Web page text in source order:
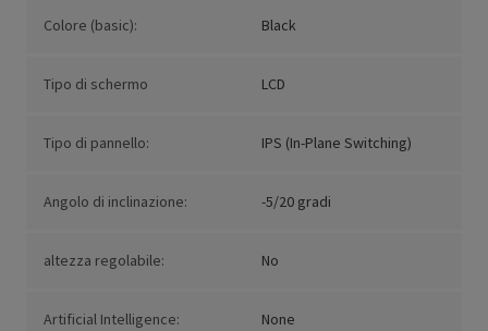
Colore (basic): Black
Tipo di schermo LCD
Tipo di pannello: IPS (In-Plane Switching)
Angolo di inclinazione: -5/20 gradi
altezza regolabile: No
Artificial Intelligence: None